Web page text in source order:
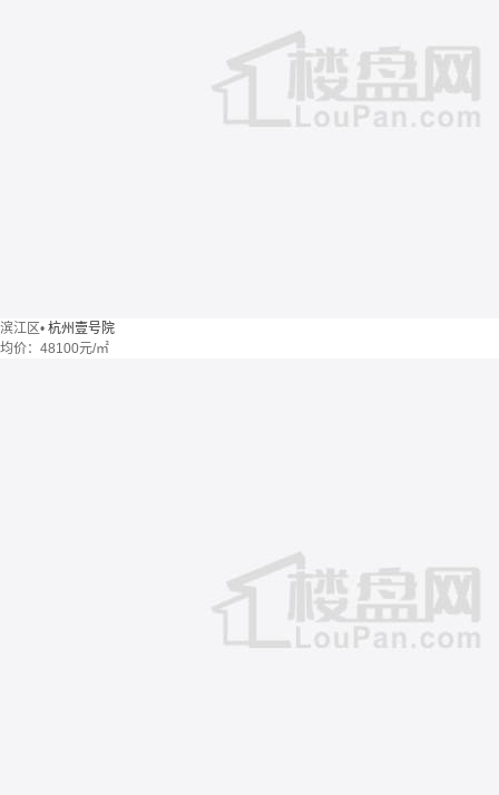
滨江区• 杭州壹号院
均价： 48100元/㎡